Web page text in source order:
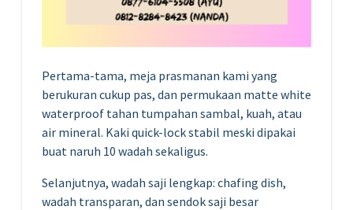
Pertama-tama, meja prasmanan kami yang
berukuran cukup pas, dan permukaan matte white
waterproof tahan tumpahan sambal, kuah, atau
air mineral. Kaki quick-lock stabil meski dipakai
buat naruh 10 wadah sekaligus.
Selanjutnya, wadah saji lengkap: chafing dish,
wadah transparan, dan sendok saji besar